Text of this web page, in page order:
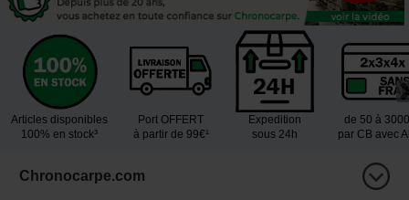
Articles disponibles
100% en stock³
Port OFFERT
à partir de 99€¹
Expedition
sous 24h
de 50 à
par CB avec
Chronocarpe.com